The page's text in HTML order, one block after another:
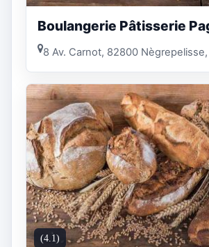
Boulangerie Pâtisserie
8 Av. Carnot, 82800
(4.1)